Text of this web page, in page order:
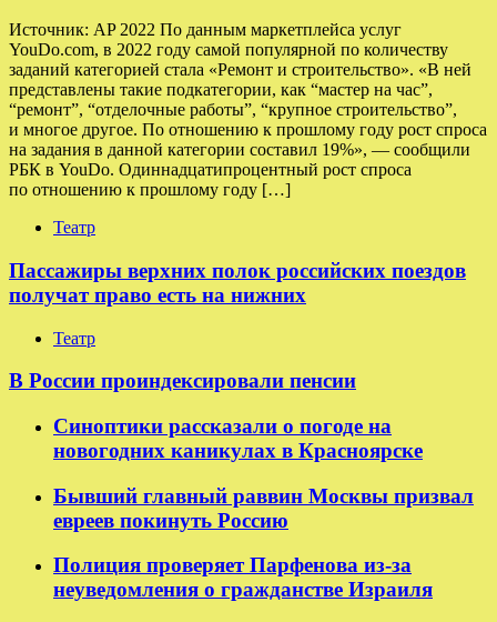
Источник: AP 2022 По данным маркетплейса услуг
YouDo.com, в 2022 году самой популярной по количеству
заданий категорией стала «Ремонт и строительство». «В ней
представлены такие подкатегории, как “мастер на час”,
“ремонт”, “отделочные работы”, “крупное строительство”,
и многое другое. По отношению к прошлому году рост спроса
на задания в данной категории составил 19%», — сообщили
РБК в YouDo. Одиннадцатипроцентный рост спроса
по отношению к прошлому году […]
Театр
Пассажиры верхних полок российских поездов
получат право есть на нижних
Театр
В России проиндексировали пенсии
Синоптики рассказали о погоде на
новогодних каникулах в Красноярске
Бывший главный раввин Москвы призвал
евреев покинуть Россию
Полиция проверяет Парфенова из-за
неуведомления о гражданстве Израиля